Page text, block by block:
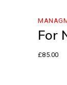
For
£85.00